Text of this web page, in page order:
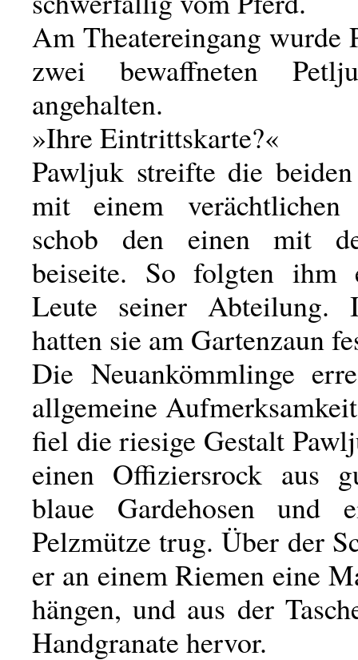
Am Theatereingang wurde
zwei bewaffneten
angehalten.
»Ihre Eintrittskarte?«
Pawljuk streifte die
mit einem
schob den einen mit
beiseite. So folgten ihm
Leute seiner Abteilung.
hatten sie am Gartenzaun
Die Neuankömmlinge
allgemeine
fiel die riesige Gestalt
einen Offiziersrock aus
blaue Gardehosen und
Pelzmütze trug. Über der
er an einem Riemen eine
hängen, und aus der
Handgranate hervor.